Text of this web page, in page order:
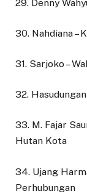
29. Denny
30. Nahdiana –
31. Sarjoko –
32.
33. M. Fajar
Hutan Kota
34. Ujang
Perhubungan